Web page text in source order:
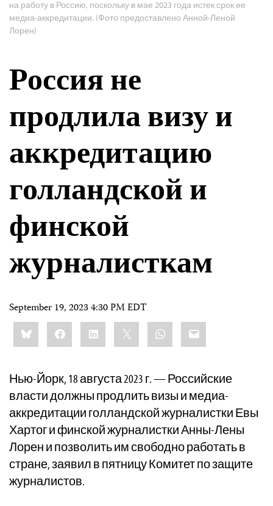
на работу в Россию, поскольку в мае 2023 года истек срок ее
медиа-аккредитации. (Фото предоставлено Анной-Леной
Лорен)
Россия не
продлила визу и
аккредитацию
голландской и
финской
журналисткам
September 19, 2023 4:30 PM EDT
Share
this:BlueskyFacebookLinkedIn WhatsApp
Email
Нью-Йорк, 18 августа 2023 г. — Российские
власти должны продлить визы и медиа-
аккредитации голландской журналистки Евы
Хартог и финской журналистки Анны-Лены
Лорен и позволить им свободно работать в
стране, заявил в пятницу Комитет по защите
журналистов.